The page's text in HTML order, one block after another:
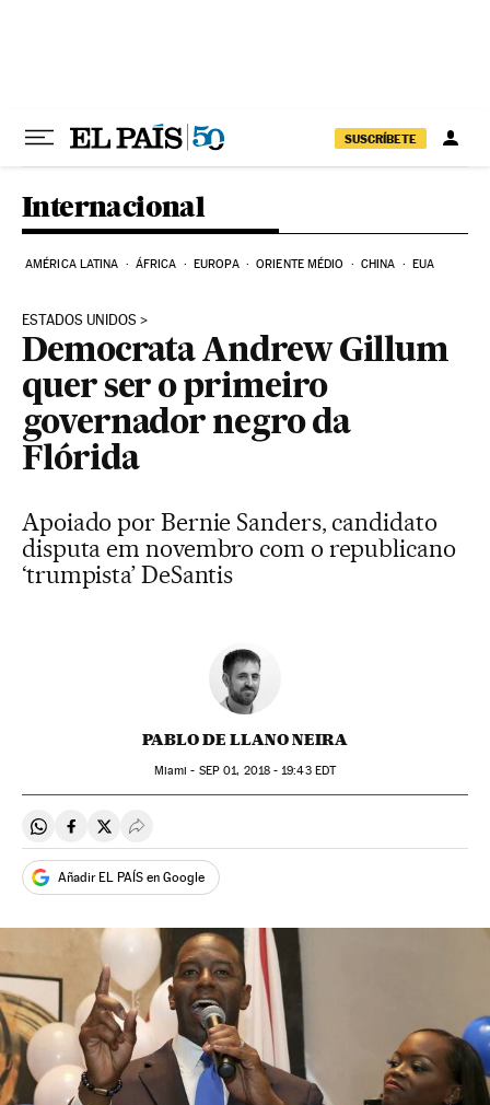
SUSCRÍBETE
Internacional
AMÉRICA LATINA ÁFRICA EUROPA ORIENTE MÉDIO CHINA EUA
ESTADOS UNIDOS
Democrata Andrew Gillum
quer ser o primeiro
governador negro da
Flórida
Apoiado por Bernie Sanders, candidato
disputa em novembro com o republicano
‘trumpista’ DeSantis
PABLO DE LLANO NEIRA
Miami - SEP 01, 2018 - 19:43EDT
Compartir en Whatsapp
Compartir en Facebook
Compartir en Twitter
Desplegar Redes Sociales
Añadir EL PAÍS en Google